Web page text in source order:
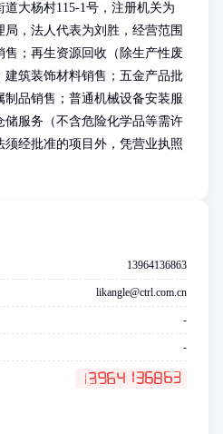
大杨村115-1号，注册机关为
，法人代表为刘胜，经营范围
；再生资源回收（除生产性废
建筑装饰材料销售；五金产品批
品销售；普通机械设备安装服
服务（不含危险化学品等需许
经批准的项目外，凭营业执照
13964136863
likangle@ctrl.com.cn
-
-